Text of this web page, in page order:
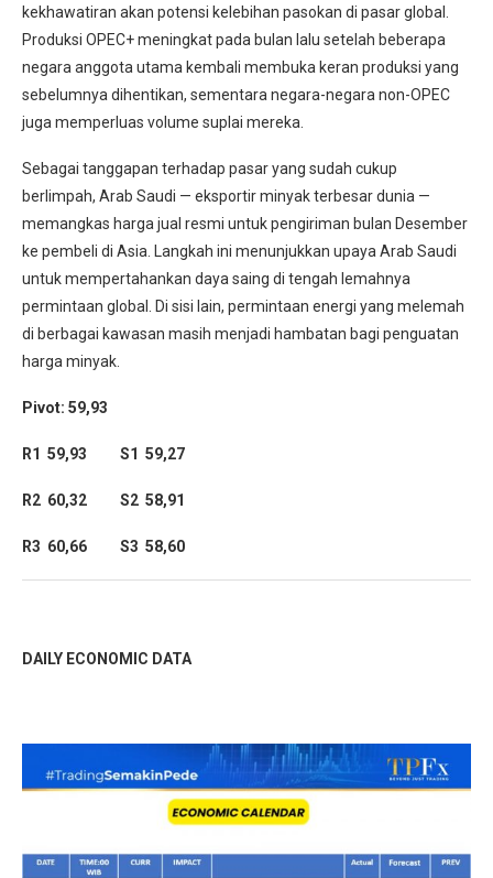
kekhawatiran akan potensi kelebihan pasokan di pasar global.
Produksi OPEC+ meningkat pada bulan lalu setelah beberapa
negara anggota utama kembali membuka keran produksi yang
sebelumnya dihentikan, sementara negara-negara non-OPEC
juga memperluas volume suplai mereka.
Sebagai tanggapan terhadap pasar yang sudah cukup
berlimpah, Arab Saudi — eksportir minyak terbesar dunia —
memangkas harga jual resmi untuk pengiriman bulan Desember
ke pembeli di Asia. Langkah ini menunjukkan upaya Arab Saudi
untuk mempertahankan daya saing di tengah lemahnya
permintaan global. Di sisi lain, permintaan energi yang melemah
di berbagai kawasan masih menjadi hambatan bagi penguatan
harga minyak.
Pivot: 59,93
R1 59,93 S1 59,27
R2 60,32 S2 58,91
R3 60,66 S3 58,60
DAILY ECONOMIC DATA